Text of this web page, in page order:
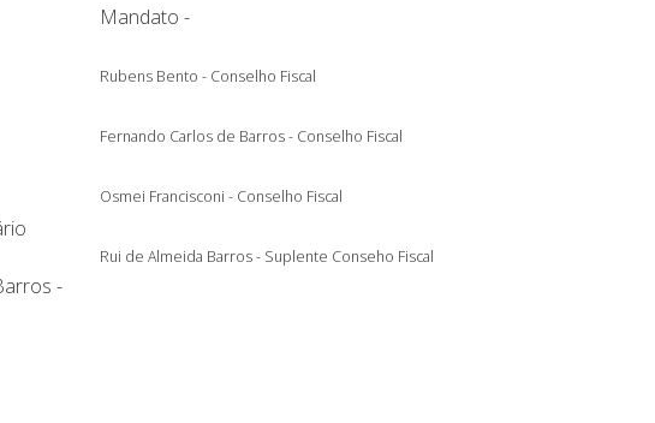
-
Mandato -
Rubens Bento - Conselho Fiscal
Fernando Carlos de Barros - Conselho Fiscal
Osmei Francisconi - Conselho Fiscal
Rui de Almeida Barros - Suplente Conseho Fiscal